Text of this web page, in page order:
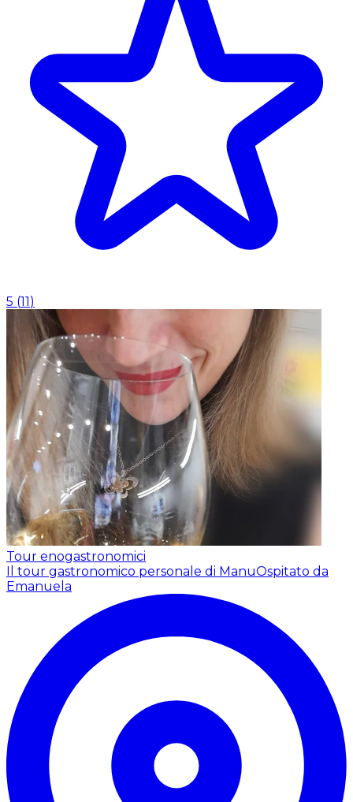
5 (11)
Tour enogastronomici
Il tour gastronomico personale di ManuOspitato da
Emanuela